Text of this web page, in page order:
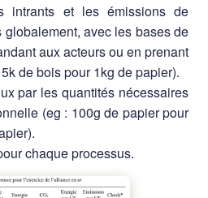
intrants et les émissions de
avec les bases de
aux acteurs ou en prenant
de bois pour 1kg de papier).
par les quantités nécessaires
(eg : 100g de papier pour
chaque processus.